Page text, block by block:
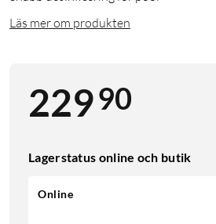
Läs mer om produkten
22990
Lagerstatus online och butik
Online